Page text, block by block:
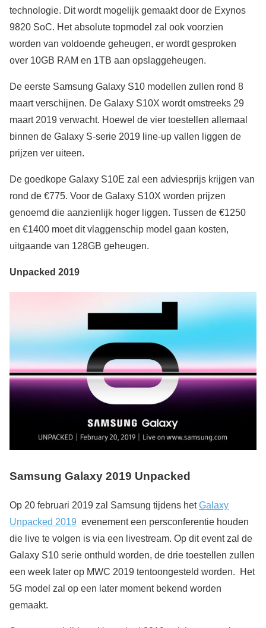
technologie. Dit wordt mogelijk gemaakt door de Exynos
9820 SoC. Het absolute topmodel zal ook voorzien
worden van voldoende geheugen, er wordt gesproken
over 10GB RAM en 1TB aan opslaggeheugen.
De eerste Samsung Galaxy S10 modellen zullen rond 8
maart verschijnen. De Galaxy S10X wordt omstreeks 29
maart 2019 verwacht. Hoewel de vier toestellen allemaal
binnen de Galaxy S-serie 2019 line-up vallen liggen de
prijzen ver uiteen.
De goedkope Galaxy S10E zal een adviesprijs krijgen van
rond de €775. Voor de Galaxy S10X worden prijzen
genoemd die aanzienlijk hoger liggen. Tussen de €1250
en €1400 moet dit vlaggenschip model gaan kosten,
uitgaande van 128GB geheugen.
Unpacked 2019
Samsung Galaxy 2019 Unpacked
Op 20 februari 2019 zal Samsung tijdens hetGalaxy
Unpacked 2019 evenement een persconferentie houden
die live te volgen is via een livestream. Op dit event zal de
Galaxy S10 serie onthuld worden, de drie toestellen zullen
een week later op MWC 2019 tentoongesteld worden. Het
5G model zal op een later moment bekend worden
gemaakt.